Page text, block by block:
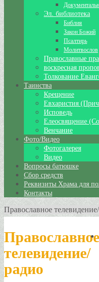
Эл. библиотека
Библия
Закон Божий
Псалтирь
Молитвослов
Православные
воскресная
Толкование
Таинства
Крещение
Евхаристия
Исповедь
Елеосвящение
Венчание
Фото/Видео
Фотогалерея
Видео
Вопросы батюшке
Сбор средств
Реквизиты Храма для
Контакты
Православное
Православное
телевидение/
радио